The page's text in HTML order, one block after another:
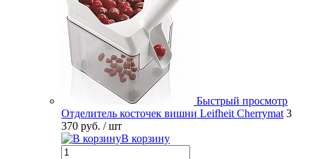
Быстрый просмотр
Отделитель косточек вишни Leifheit Cherrymat 3
370 руб. / шт
В корзину